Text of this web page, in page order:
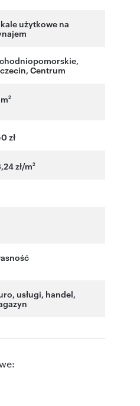
użytkowe na
,
, Centrum
2
zł
zł/m2
, usługi, handel,